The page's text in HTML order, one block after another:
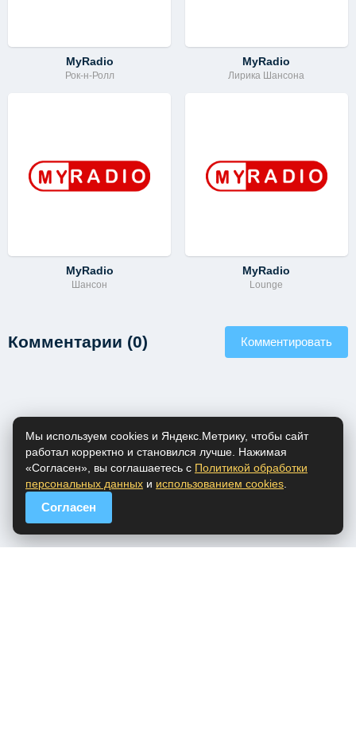
MyRadio
Рок-н-Ролл
MyRadio
Лирика Шансона
MyRadio
Шансон
MyRadio
Lounge
Комментарии (0) Комментировать
Мы используем cookies и Яндекс.Метрику, чтобы сайт
работал корректно и становился лучше. Нажимая
«Согласен», вы соглашаетесь с Политикой обработки
персональных данных и использованием cookies
Согласен